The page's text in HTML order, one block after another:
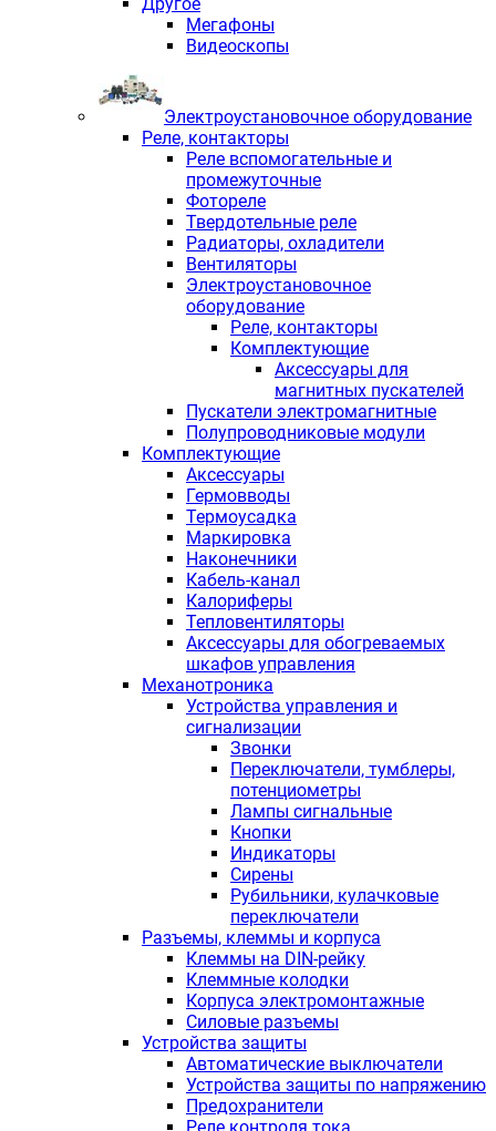
Мегафоны
Видеоскопы
Электроустановочное оборудование
Реле, контакторы
Реле вспомогательные и
промежуточные
Фотореле
Твердотельные реле
Радиаторы, охладители
Вентиляторы
Электроустановочное
оборудование
Реле, контакторы
Комплектующие
Аксессуары для
магнитных пускателей
Пускатели электромагнитные
Полупроводниковые модули
Комплектующие
Аксессуары
Гермовводы
Термоусадка
Маркировка
Наконечники
Кабель-канал
Калориферы
Тепловентиляторы
Аксессуары для обогреваемых
шкафов управления
Механотроника
Устройства управления и
сигнализации
Звонки
Переключатели, тумблеры,
потенциометры
Лампы сигнальные
Кнопки
Индикаторы
Сирены
Рубильники, кулачковые
переключатели
Разъемы, клеммы и корпуса
Клеммы на DIN-рейку
Клеммные колодки
Корпуса электромонтажные
Силовые разъемы
Устройства защиты
Автоматические выключатели
Устройства защиты по напряжению
Предохранители